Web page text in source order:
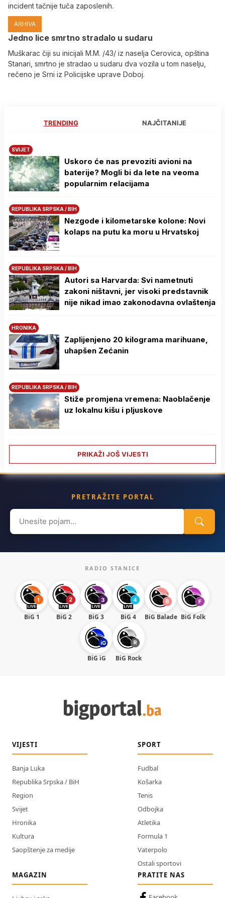
incident tačnije tuča zaposlenih.
ARHIVA
Јedno lice smrtno stradalo u sudaru
Muškarac čiji su inicijali M.M. /43/ iz naselja Cerovica, opština
Stanari, smrtno je stradao u sudaru dva vozila u tom naselju,
rečeno je Srni iz Policijske uprave Doboj.
TRENDING NAJČITANIJE
SVIJET
Uskoro će nas prevoziti avioni na
baterije? Mogli bi da lete na veoma
popularnim relacijama
REPUBLIKA SRPSKA / BIH
Nezgode i kilometarske kolone: Novi
kolaps na putu ka moru u Hrvatskoj
REPUBLIKA SRPSKA / BIH
Autori sa Harvarda: Svi nametnuti
zakoni ništavni, jer visoki predstavnik
nije nikad imao zakonodavna ovlaštenja
HRONIKA
Zaplijenjeno 20 kilograma marihuane,
uhapšen Zećanin
REPUBLIKA SRPSKA / BIH
Stiže promjena vremena: Naoblačenje
uz lokalnu kišu i pljuskove
PRIKAŽI JOŠ VIJESTI
PRETRAŽITE PORTAL
Search
for:
RADIO STANICE
BiG 1 BiG 2 BiG 3 BiG 4 BiG Balade BiG Folk
BiG iG BiG Rock
VIJESTI
Banja Luka
Republika Srpska / BiH
Region
Svijet
Hronika
Kultura
Saopštenje za medije
SPORT
Fudbal
Košarka
Tenis
Odbojka
Atletika
Formula 1
Vaterpolo
Ostali sportovi
MAGAZIN
PRATITE NAS